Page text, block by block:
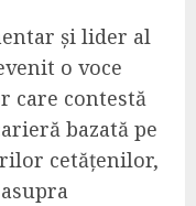
și lider al
o voce
care contestă
bazată pe
cetățenilor,